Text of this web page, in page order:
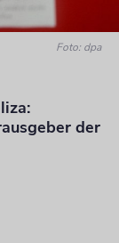
Foto: dpa
der